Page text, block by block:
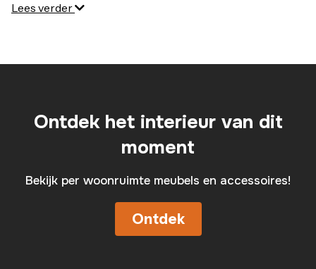
Lees verder
Ontdek het interieur van dit
moment
Bekijk per woonruimte meubels en accessoires!
Ontdek